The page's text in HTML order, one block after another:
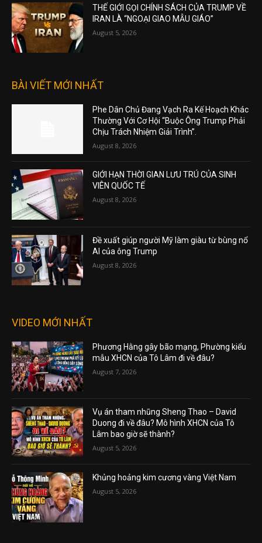
THẾ GIỚI GỌI CHÍNH SÁCH CỦA TRUMP VỀ
IRAN LÀ “NGOẠI GIAO MẪU GIÁO”
August 5, 2026
BÀI VIẾT MỚI NHẤT
Phe Dân Chủ Đang Vạch Ra Kế Hoạch Khác
Thường Với Cơ Hội “Buộc Ông Trump Phải
Chịu Trách Nhiệm Giải Trình”.
August 8, 2026
GIỚI HẠN THỜI GIAN LƯU TRÚ CỦA SINH
VIÊN QUỐC TẾ
August 8, 2026
Đề xuất giúp người Mỹ làm giàu từ bùng nổ
AI của ông Trump
August 8, 2026
VIDEO MỚI NHẤT
Phương Hằng gây bão mạng, Phường kiểu
mẫu XHCN của Tô Lâm đi về đâu?
August 7, 2026
Vụ án tham nhũng Sheng Thao – David
Duong đi về đâu? Mô hình XHCN của Tô
Lâm bao giờ sẽ thành?
August 5, 2026
Khủng hoảng kim cương vàng Việt Nam
August 5, 2026